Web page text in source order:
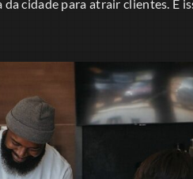
cidade para atrair clientes. É